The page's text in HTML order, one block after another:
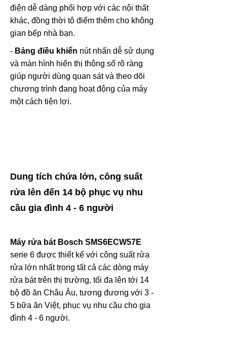
điện dễ dàng phối hợp với các nội thất
khác, đồng thời tô điểm thêm cho không
gian bếp nhà bạn.
- Bảng điều khiển nút nhấn dễ sử dụng
và màn hình hiển thị thông số rõ ràng
giúp người dùng quan sát và theo dõi
chương trình đang hoạt động của máy
một cách tiện lợi.
Dung tích chứa lớn, công suất
rửa lên đến 14 bộ phục vụ nhu
cầu gia đình 4 - 6 người
Máy rửa bát Bosch SMS6ECW57E
serie 6 được thiết kế với công suất rửa
rửa lớn nhất trong tất cả các dòng máy
rửa bát trên thị trường, tối đa lên tới 14
bộ đồ ăn Châu Âu, tương đương với 3 -
5 bữa ăn Việt, phục vụ nhu cầu cho gia
đình 4 - 6 người.